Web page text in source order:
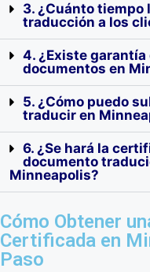
3. ¿Cuánto tiempo
traducción a los
4. ¿Existe
documentos en
5. ¿Cómo puedo
traducir en
6. ¿Se hará la
documento
Minneapolis?
Cómo Obtener
Certificada en
Paso